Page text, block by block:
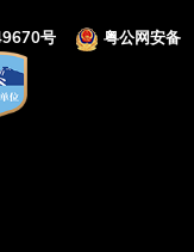
号 粤公网安备